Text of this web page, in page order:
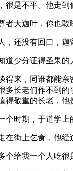
很是不平。他走到
大迦叶，你也敢
还没有回口，迦
少分证得圣果的
来，同谁都能亲
多长老们作不到
得敬重的长老，
期，于道学上
上乞食，他经
给我一个人吃很